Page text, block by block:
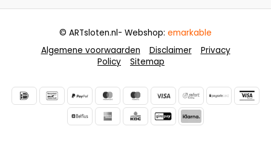
Algemene voorwaarden Disclaimer
Privacy
Policy
Sitemap
© ARTsloten.nl- Webshop: emarkable